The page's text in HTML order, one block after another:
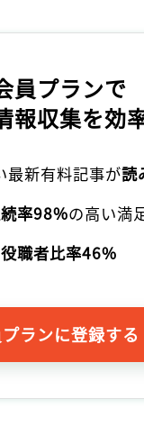
員プランで
報収集を効
最新有料記事が読
率98%の高い満
役職者比率46%
ランに登録する
ロ